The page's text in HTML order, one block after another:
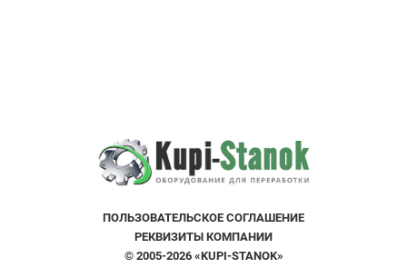
ПОЛЬЗОВАТЕЛЬСКOE СОГЛАШЕНИE
РЕКВИЗИТЫ КОМПАНИИ
© 2005-2026 «KUPI-STANOK»